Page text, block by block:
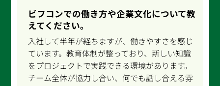
ビフコンでの働き方や企業文化について教
えてください。
入社して半年が経ちますが、働きやすさを感じ
ています。教育体制が整っており、新しい知識
をプロジェクトで実践できる環境があります。
チーム全体が協力し合い、何でも話し合える雰